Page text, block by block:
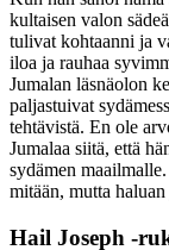
kultaisen valon
tulivat kohtaanni ja
iloa ja rauhaa
Jumalan läsnäolon
paljastuivat
tehtävistä. En ole
Jumalaa siitä, että
sydämen
mitään, mutta
Hail Joseph -